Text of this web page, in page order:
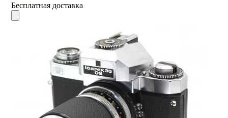
Бесплатная доставка